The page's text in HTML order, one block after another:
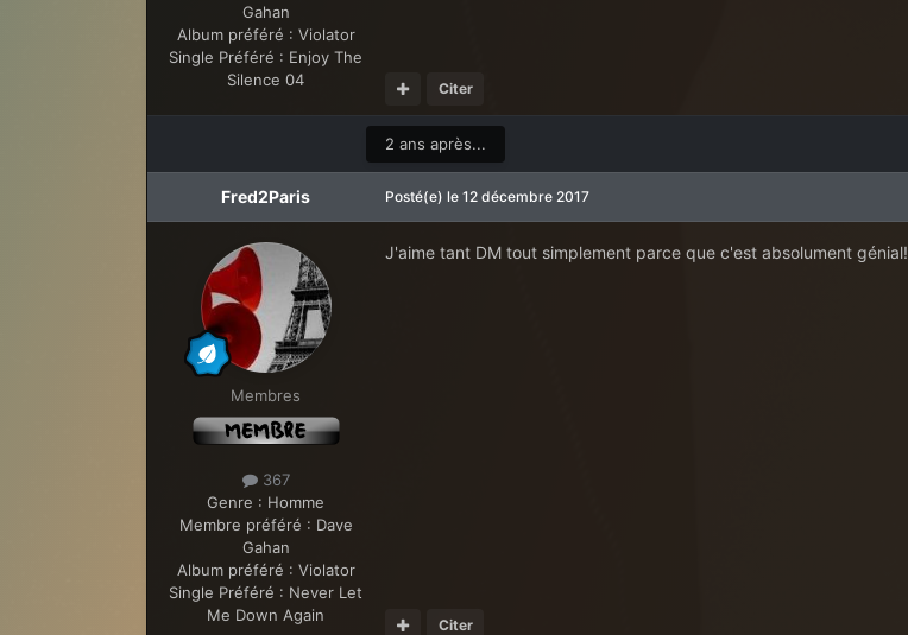
Gahan
Album préféré : Violator
Single Préféré : Enjoy The
Silence 04
Citer
2 ans après...
Fred2Paris
Membres
367
Genre : Homme
Membre préféré : Dave
Gahan
Album préféré : Violator
Single Préféré : Never Let
Me Down Again
Posté(e) le 12 décembre 2017
J'aime tant DM tout simplement parce que c'est absolument génial!
Citer